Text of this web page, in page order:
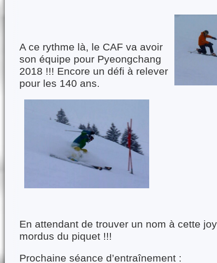
A ce rythme là, le CAF va avoir
son équipe pour Pyeongchang
2018 !!! Encore un défi à relever
pour les 140 ans.
En attendant de trouver un nom à cette
mordus du piquet !!!
Prochaine séance d’entraînement :